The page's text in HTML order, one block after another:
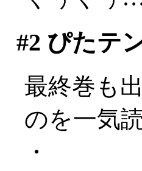
#2 ぴたテ
最終巻も
のを一気
・